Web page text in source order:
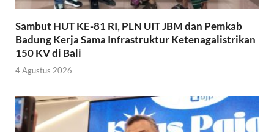
Sambut HUT KE-81 RI, PLN UIT JBM dan Pemkab
Badung Kerja Sama Infrastruktur Ketenagalistrikan
150 KV di Bali
4 Agustus 2026